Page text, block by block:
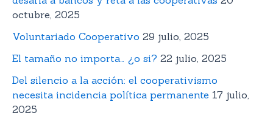
octubre, 2025
Voluntariado Cooperativo 29 julio, 2025
El tamaño no importa… ¿o si? 22 julio, 2025
Del silencio a la acción: el cooperativismo
necesita incidencia política permanente 17 julio,
2025